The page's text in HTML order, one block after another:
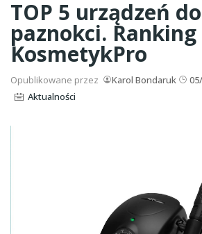
TOP 5 urządzeń do
paznokci. Ranking
KosmetykPro
Opublikowane przez Karol Bondaruk
Aktualności